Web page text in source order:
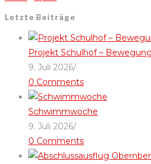
Letzte Beiträge
Projekt Schulhof –
9. Juli 2026/
0 Comments
Schwimmwoche
9. Juli 2026/
0 Comments